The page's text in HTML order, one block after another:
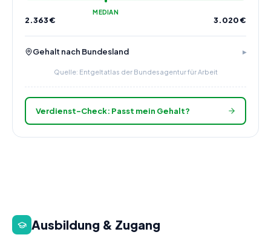
MEDIAN
2.363€ 3.020€
Gehalt nach Bundesland
Quelle: Entgeltatlas der Bundesagentur für Arbeit
Verdienst-Check: Passt mein Gehalt?
Ausbildung & Zugang